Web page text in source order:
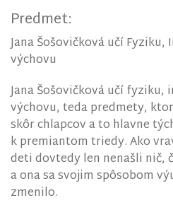
Predmet:
Jana Šošovičková učí
výchovu
Jana Šošovičková učí
výchovu, teda predmety,
skôr chlapcov a to hlavne
k premiantom triedy. Ako
deti dovtedy len nenašli nič,
a ona sa svojim spôsobom
zmenilo.